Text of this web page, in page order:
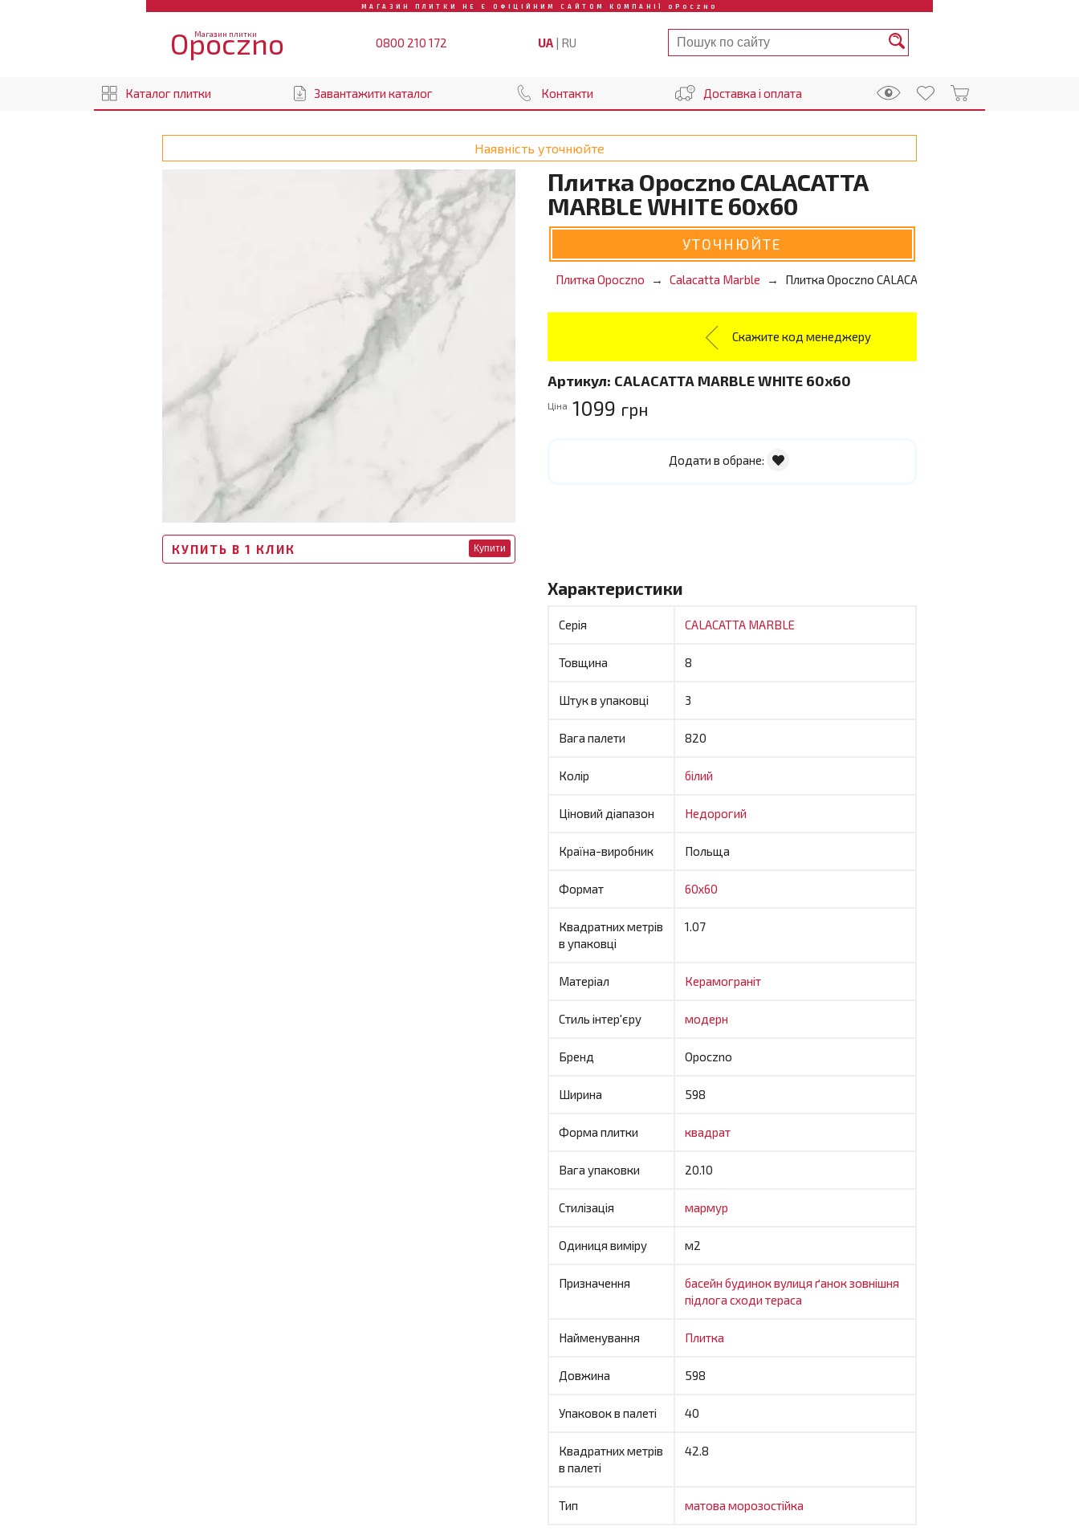
МАГАЗИН ПЛИТКИ НЕ Є ОФІЦІЙНИМ САЙТОМ КОМПАНІЇ OPOCZNO
Магазин плитки
Opoczno 0800 210 172 UA | RU
Каталог плитки Завантажити каталог Контакти Доставка і оплата
Наявність уточнюйте
КУПИТЬ В 1 КЛИК Купити
Плитка Opoczno CALACATTA
MARBLE WHITE 60x60
УТОЧНЮЙТЕ
Плитка Opoczno Calacatta Marble Плитка Opoczno CALACATTA MARBLE WHITE 60x60
Скажите код менеджеру
Артикул: CALACATTA MARBLE WHITE 60x60
Ціна 1099 грн
Додати в обране:
Характеристики
Серія CALACATTA MARBLE
Товщина 8
Штук в упаковці 3
Вага палети 820
Колір білий
Ціновий діапазон Недорогий
Країна-виробник Польща
Формат 60x60
Квадратних метрів
в упаковці
1.07
Матеріал Керамограніт
Стиль інтер'єру модерн
Бренд Opoczno
Ширина 598
Форма плитки квадрат
Вага упаковки 20.10
Стилізація мармур
Одиниця виміру м2
Призначення басейн будиноквулиця ґанокзовнішня
підлога сходи тераса
Найменування Плитка
Довжина 598
Упаковок в палеті 40
Квадратних метрів
в палеті
42.8
Тип матова морозостійка